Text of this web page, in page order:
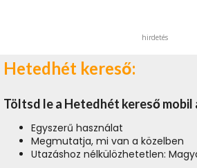
hirdetés
Hetedhét kereső:
Töltsd le a Hetedhét kereső
Egyszerű használat
Megmutatja, mi van a közelben
Utazáshoz nélkülözhetetlen: